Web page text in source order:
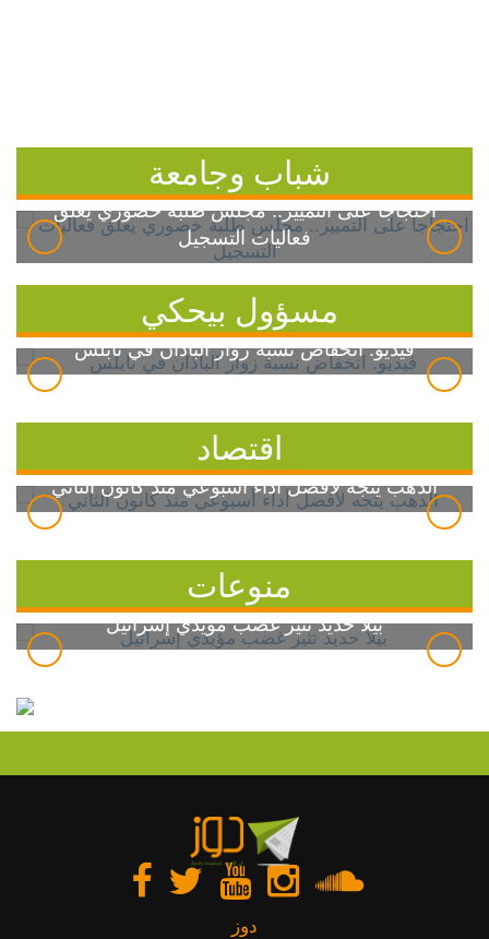
شباب وجامعة
احتجاجاً على التمييز.. مجلس طلبة خضوري يعلق
فعاليات التسجيل
مسؤول بيحكي
فيديو: انخفاض نسبة زوار الباذان في نابلس
اقتصاد
الذهب يتجه لأفضل أداء أسبوعي منذ كانون الثاني
منوعات
بيلا حديد تثير غضب مؤيدي إسرائيل
دوز